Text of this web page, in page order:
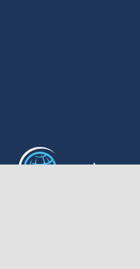
A propos